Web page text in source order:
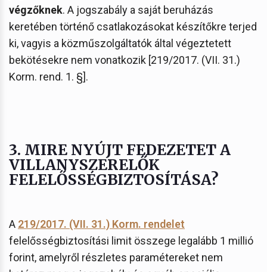
végzőknek. A jogszabály a saját beruházás
keretében történő csatlakozásokat készítőkre terjed
ki, vagyis a közműszolgáltatók által végeztetett
bekötésekre nem vonatkozik [219/2017. (VII. 31.)
Korm. rend. 1. §].
3. MIRE NYÚJT FEDEZETET A
VILLANYSZERELŐK
FELELŐSSÉGBIZTOSÍTÁSA?
A 219/2017. (VII. 31.) Korm. rendelet
felelősségbiztosítási limit összege legalább 1 millió
forint, amelyről részletes paramétereket nem